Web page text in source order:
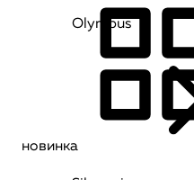
новинка
Olympus